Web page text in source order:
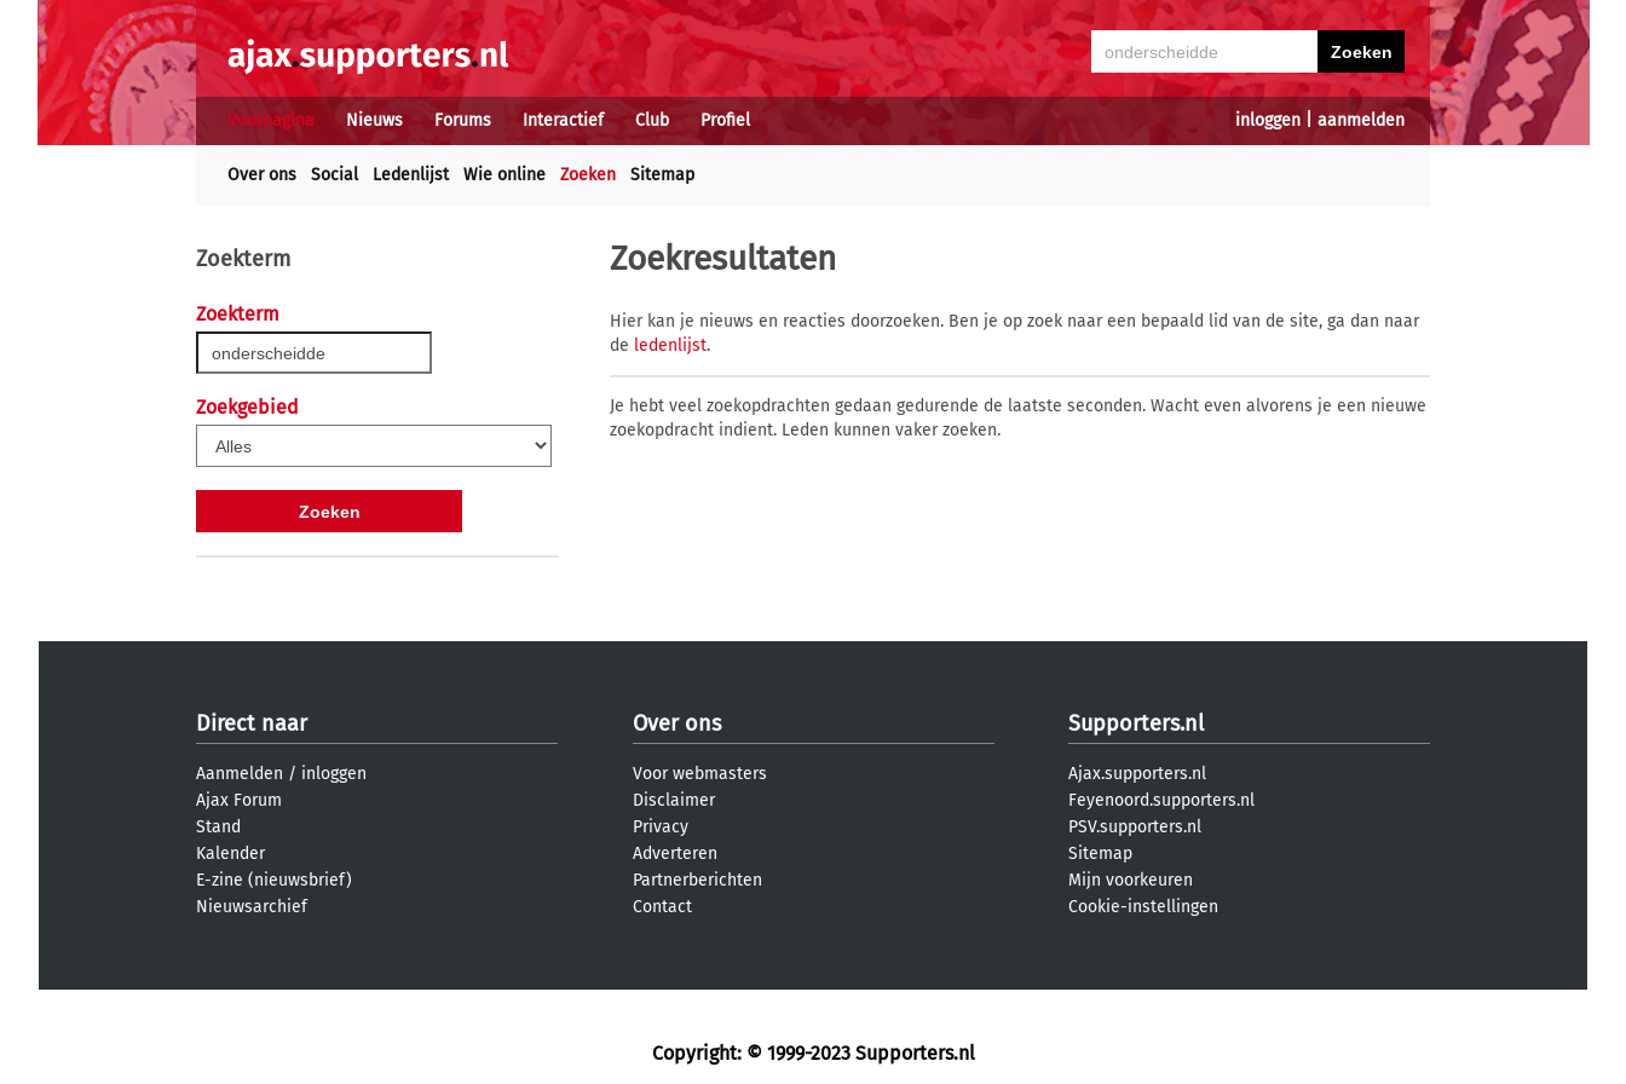
inloggen aanmelden
Voorpagina Nieuws Forums Interactief Club Profiel
Over ons Social Ledenlijst Wie online Zoeken Sitemap
Zoekterm
Zoekterm
Zoekgebied
Zoekresultaten
Hier kan je nieuws en reacties doorzoeken. Ben je op zoek naar een bepaald lid van de site, ga dan naar
de ledenlijst.
Je hebt veel zoekopdrachten gedaan gedurende de laatste seconden. Wacht even alvorens je een nieuwe
zoekopdracht indient. Leden kunnen vaker zoeken.
Direct naar
Aanmelden / inloggen
Ajax Forum
Stand
Kalender
E-zine (nieuwsbrief)
Nieuwsarchief
Over ons
Voor webmasters
Disclaimer
Privacy
Adverteren
Partnerberichten
Contact
Supporters.nl
Ajax.supporters.nl
Feyenoord.supporters.nl
PSV.supporters.nl
Sitemap
Mijn voorkeuren
Cookie-instellingen
Copyright: © 1999-2023 Supporters.nl